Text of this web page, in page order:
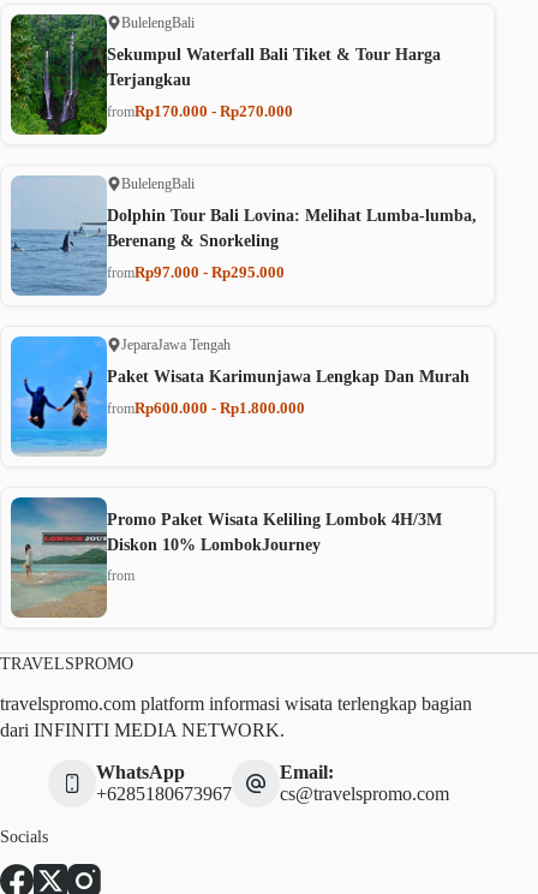
BulelengBali
Sekumpul Waterfall Bali Tiket & Tour Harga
Terjangkau
fromRp170.000 - Rp270.000
BulelengBali
Dolphin Tour Bali Lovina: Melihat Lumba-lumba,
Berenang & Snorkeling
fromRp97.000 - Rp295.000
JeparaJawa Tengah
Paket Wisata Karimunjawa Lengkap Dan Murah
fromRp600.000 - Rp1.800.000
Promo Paket Wisata Keliling Lombok 4H/3M
Diskon 10% LombokJourney
from
TRAVELSPROMO
travelspromo.com platform informasi wisata terlengkap bagian
dari INFINITI MEDIA NETWORK.
WhatsApp
+6285180673967
Email:
cs@travelspromo.com
Socials